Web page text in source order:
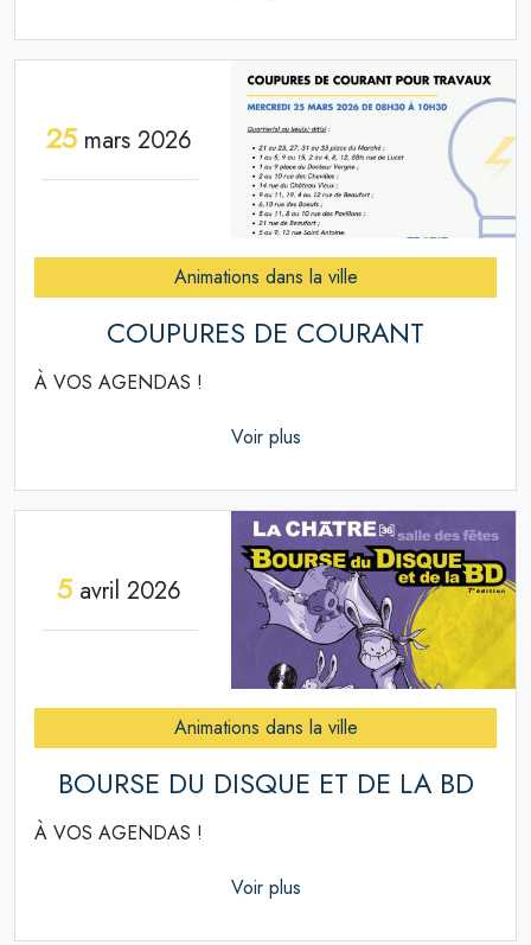
25 mars 2026
Animations dans la ville
COUPURES DE COURANT
À VOS AGENDAS !
Voir plus
5 avril 2026
Animations dans la ville
BOURSE DU DISQUE ET DE LA BD
À VOS AGENDAS !
Voir plus